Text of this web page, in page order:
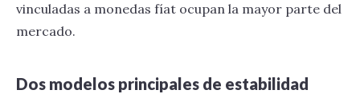
vinculadas a monedas fíat ocupan la mayor parte del
mercado.
Dos modelos principales de estabilidad